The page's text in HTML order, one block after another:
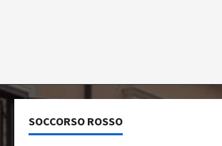
SOCCORSO ROSSO